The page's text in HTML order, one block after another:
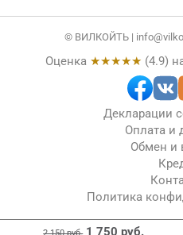
1 750 руб.
© ВИЛКОЙТЬ |
Оценка ★★★★★ (4.9)
Декларации
Оплата и
Обмен и
Политика